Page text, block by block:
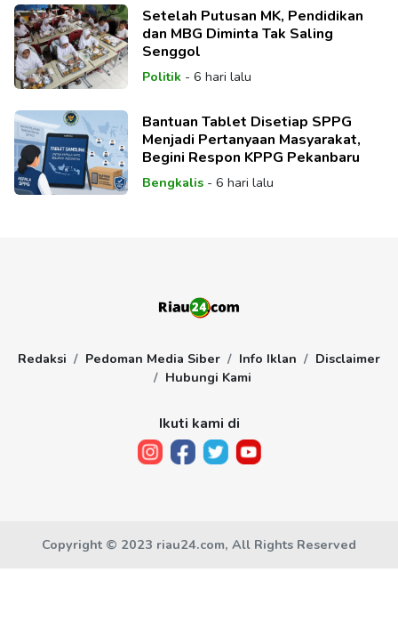
Setelah Putusan MK, Pendidikan
dan MBG Diminta Tak Saling
Senggol
Politik- 6 hari lalu
Bantuan Tablet Disetiap SPPG
Menjadi Pertanyaan Masyarakat,
Begini Respon KPPG Pekanbaru
Bengkalis- 6 hari lalu
Redaksi Pedoman Media Siber Info Iklan
Disclaimer
Hubungi Kami
Ikuti kami di
Copyright © 2023 riau24.com, All Rights Reserved